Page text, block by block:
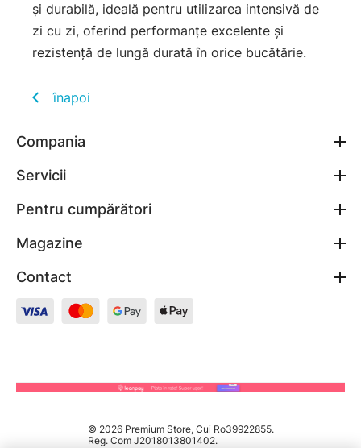
și durabilă, ideală pentru utilizarea intensivă de
zi cu zi, oferind performanțe excelente și
rezistență de lungă durată în orice bucătărie.
înapoi
Compania
Servicii
Pentru cumpărători
Magazine
Contact
© 2026 Premium Store, Cui Ro39922855.
Reg. Com J2018013801402.